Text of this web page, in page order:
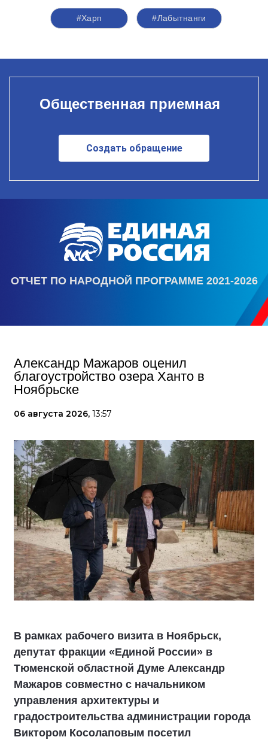
#Харп #Лабытнанги
Общественная приемная
Создать обращение
ОТЧЕТ ПО НАРОДНОЙ ПРОГРАММЕ 2021-2026
Александр Мажаров оценил
благоустройство озера Ханто в
Ноябрьске
06 августа 2026, 13:57
В рамках рабочего визита в Ноябрьск,
депутат фракции «Единой России» в
Тюменской областной Думе Александр
Мажаров совместно с начальником
управления архитектуры и
градостроительства администрации города
Виктором Косолаповым посетил